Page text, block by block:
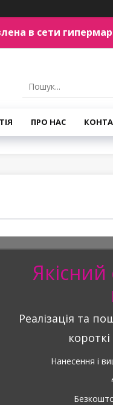
в сети
ПРО НАС
Якісний
Реалізація та
Нанесення і